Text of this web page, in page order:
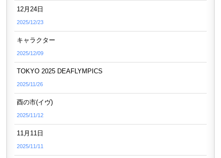
12月24日
2025/12/23
キャラクター
2025/12/09
TOKYO 2025 DEAFLYMPICS
2025/11/26
酉の市(イヴ)
2025/11/12
11月11日
2025/11/11